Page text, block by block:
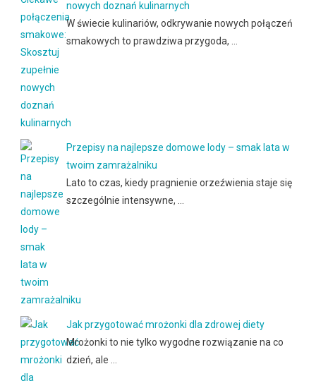
nowych doznań kulinarnych
W świecie kulinariów, odkrywanie nowych połączeń
smakowych to prawdziwa przygoda, …
Przepisy na najlepsze domowe lody – smak lata w
twoim zamrażalniku
Lato to czas, kiedy pragnienie orzeźwienia staje się
szczególnie intensywne, …
Jak przygotować mrożonki dla zdrowej diety
Mrożonki to nie tylko wygodne rozwiązanie na co
dzień, ale …